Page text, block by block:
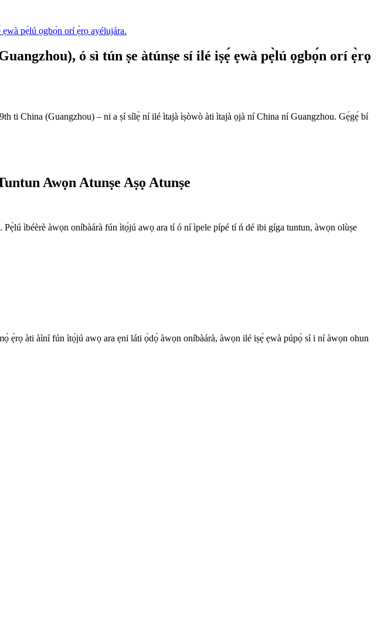
ó sì tún ṣe àtúnṣe sí ilé iṣẹ́ ẹwà pẹ̀lú ọgbọ́n orí ẹ̀rọ
ti China (Guangzhou) – ni a ṣí sílẹ̀ ní ilé ìtajà ìṣòwò àti ìtajà ọjà ní China ní Guangzhou. Gẹ́gẹ́ bí
Awọn Atunṣe Aṣọ Atunṣe
ìbéèrè àwọn oníbàárà fún ìtọ́jú awọ ara tí ó ní ìpele pípé tí ń dé ibi gíga tuntun, àwọn olùṣe
ẹ̀rọ àti àìní fún ìtọ́jú awọ ara ẹni láti ọ̀dọ̀ àwọn oníbàárà, àwọn ilé iṣẹ́ ẹwà púpọ̀ sí i ní àwọn ohun